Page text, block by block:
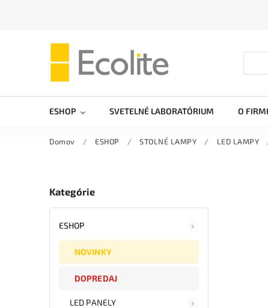
ESHOP SVETELNÉ LABORATÓRIUM O
Domov / ESHOP / STOLNÉ LAMPY / LED LAMPY
Kategórie
ESHOP
NOVINKY
DOPREDAJ
LED PANELY